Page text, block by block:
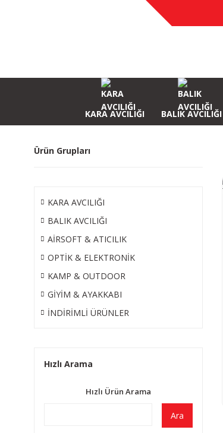
KARA AVCILIĞI BALIK AVCILIĞI
Ürün Grupları
KARA AVCILIĞI
BALIK AVCILIĞI
AİRSOFT & ATICILIK
OPTİK & ELEKTRONİK
KAMP & OUTDOOR
GİYİM & AYAKKABI
İNDİRİMLİ ÜRÜNLER
Hızlı Arama
Hızlı Ürün Arama
Ara